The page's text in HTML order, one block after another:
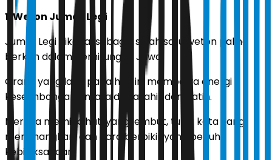
1. Weton Jumat Legi
Jumat Legi dikenal sebagai salah satu weton paling
berkah dalam perhitungan Jawa.
Orang yang lahir pada hari ini membawa energi
keseimbangan antara dunia lahir dan batin.
Mereka memiliki hati yang lembut, tutur kata yang
menenangkan, dan cara berpikir yang penuh
kebijaksanaan.